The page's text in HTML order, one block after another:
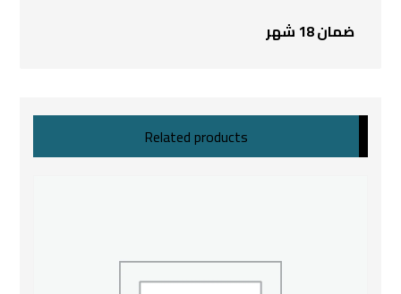
ضمان 18 شهر
Related products